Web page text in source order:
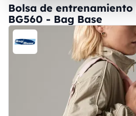
Bolsa de
BG560 - Bag Base